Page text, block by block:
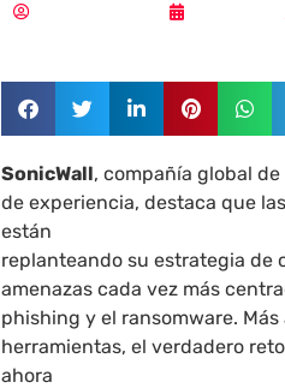
SonicWall, compañía global
de experiencia, destaca que
están
replanteando su estrategia de
amenazas cada vez más
phishing y el ransomware.
herramientas, el verdadero
ahora